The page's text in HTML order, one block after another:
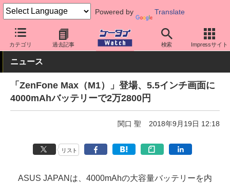
Powered by Translate
カテゴリ 過去記事 検索 Impressサイト
ケータイ Watch 格安スマホ/格安SIM 格安スマホ/SIMフリースマ
ニュース
「ZenFone Max（M1）」登場、5.5インチ画面に
4000mAhバッテリーで2万2800円
関口 聖 2018年9月19日 12:18
リスト
ASUS JAPANは、4000mAhの大容量バッテリーを内